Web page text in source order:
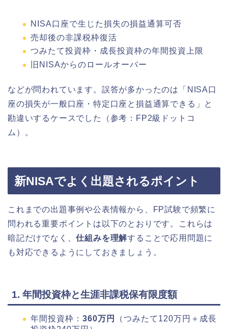
NISA口座で生じた損失の損益通算可否
売却後の非課税枠復活
つみたて投資枠・成長投資枠の年間投資上限
旧NISAからのロールオーバー
などが問われています。誤答が多かったのは「NISA口
座の損失が一般口座・特定口座と損益通算できる」と
勘違いするケースでした（参考：FP2級ドットコ
ム）。
新NISAでよく出題されるポイント
これまでの出題事例や公表情報から、FP試験で頻繁に
問われる重要ポイントは以下のとおりです。これらは
暗記だけでなく、仕組みを理解することで応用問題に
も対応できるようにしておきましょう。
1. 年間投資枠と生涯非課税保有限度額
年間投資枠： 360万円
（つみたて120万円＋成長